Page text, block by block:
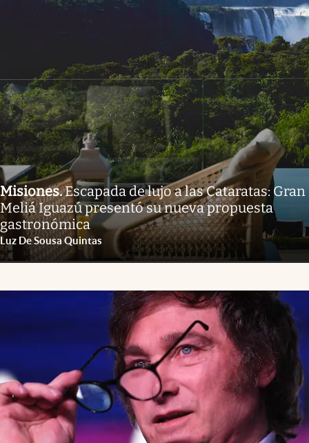
Misiones.Escapada de lujo a las Cataratas: Gran
Meliá Iguazú presentó su nueva propuesta
gastronómica
Luz De Sousa Quintas